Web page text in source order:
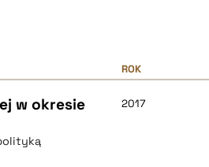
ROK
w okresie
2017